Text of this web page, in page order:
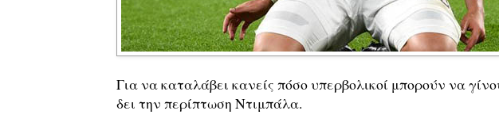
Για να καταλάβει κανείς πόσο υπερβολικοί μπορούν να
δει την περίπτωση Ντιμπάλα.